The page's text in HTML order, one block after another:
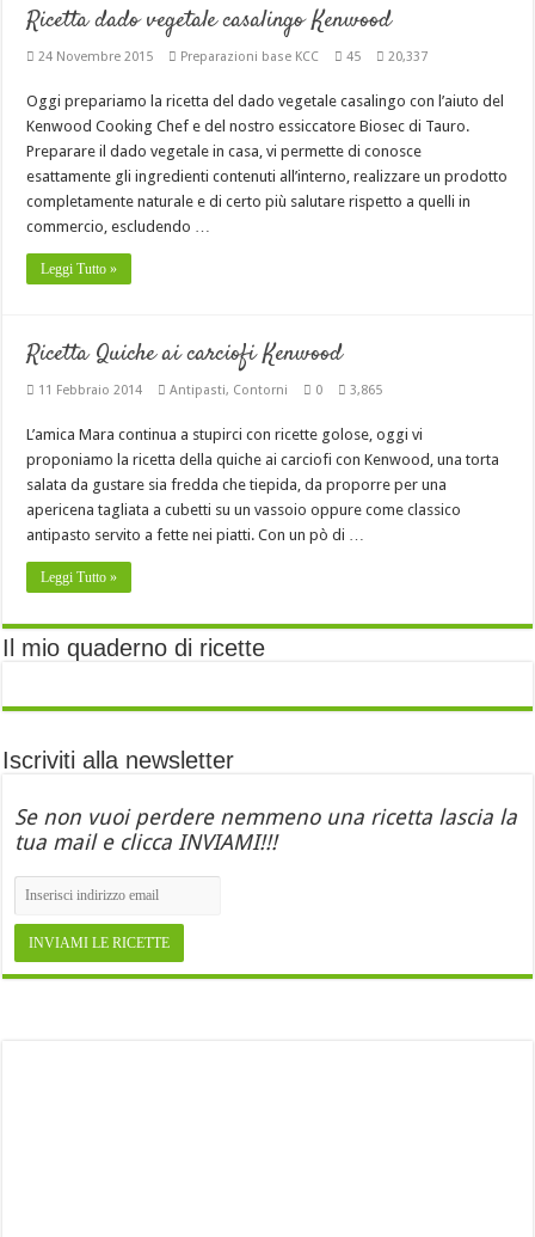
Ricetta dado vegetale casalingo Kenwood
24 Novembre 2015 Preparazioni base KCC 45 20,337
Oggi prepariamo la ricetta del dado vegetale casalingo con l’aiuto del
Kenwood Cooking Chef e del nostro essiccatore Biosec di Tauro.
Preparare il dado vegetale in casa, vi permette di conosce
esattamente gli ingredienti contenuti all’interno, realizzare un prodotto
completamente naturale e di certo più salutare rispetto a quelli in
commercio, escludendo …
Leggi Tutto »
Ricetta Quiche ai carciofi Kenwood
11 Febbraio 2014 Antipasti, Contorni 0 3,865
L’amica Mara continua a stupirci con ricette golose, oggi vi
proponiamo la ricetta della quiche ai carciofi con Kenwood, una torta
salata da gustare sia fredda che tiepida, da proporre per una
apericena tagliata a cubetti su un vassoio oppure come classico
antipasto servito a fette nei piatti. Con un pò di …
Leggi Tutto »
Il mio quaderno di ricette
Iscriviti alla newsletter
Se non vuoi perdere nemmeno una ricetta lascia la
tua mail e clicca INVIAMI!!!